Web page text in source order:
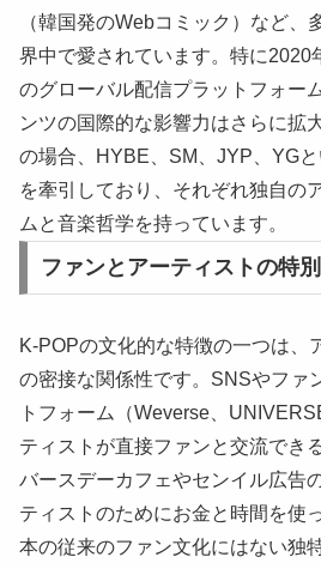
（韓国発のWebコミック）など、
界中で愛されています。特に2020
のグローバル配信プラットフォー
ンツの国際的な影響力はさらに拡
の場合、HYBE、SM、JYP、YG
を牽引しており、それぞれ独自の
ムと音楽哲学を持っています。
ファンとアーティストの特
K-POPの文化的な特徴の一つは、
の密接な関係性です。SNSやファ
トフォーム（Weverse、
ティストが直接ファンと交流でき
バースデーカフェやセンイル広告
ティストのためにお金と時間を使
本の従来のファン文化にはない独